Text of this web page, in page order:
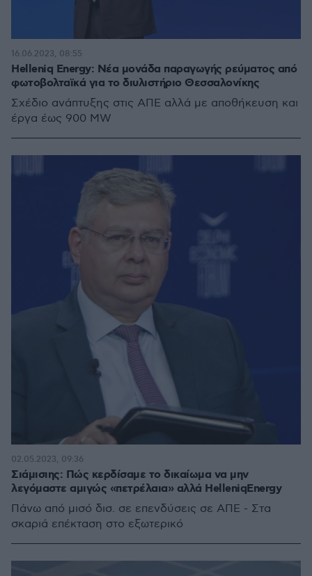
Ηelleniq Energy: Νέα μονάδα παραγωγής ρεύματος από
φωτοβολταϊκά για το διυλιστήριο Θεσσαλονίκης
Σχέδιο ανάπτυξης στις ΑΠΕ αλλά με αποθήκευση και
έργα έως 900 MW
16.06.2023, 08:55
Σιάμισιης: Πώς κερδίσαμε το δικαίωμα να μην
λεγόμαστε αμιγώς «πετρέλαια» αλλά HelleniqEnergy
Πάνω από μισό δισ. σε επενδύσεις σε ΑΠΕ - Στα
σκαριά επέκταση στο εξωτερικό
02.05.2023, 09:36